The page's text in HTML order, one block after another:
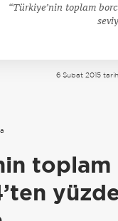
Türkiye’nin toplam
6 Şubat 2015